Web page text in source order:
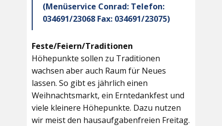
(Menüservice Conrad: Telefon:
034691/23068 Fax: 034691/23075)
Feste/Feiern/Traditionen
Höhepunkte sollen zu Traditionen
wachsen aber auch Raum für Neues
lassen. So gibt es jährlich einen
Weihnachtsmarkt, ein Erntedankfest und
viele kleinere Höhepunkte. Dazu nutzen
wir meist den hausaufgabenfreien Freitag.